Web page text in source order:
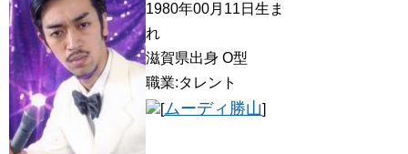
1980年00月11日生ま
れ
滋賀県出身 O型
職業:タレント
[ムーディ勝山]